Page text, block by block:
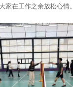
家在工作之余放松心情。